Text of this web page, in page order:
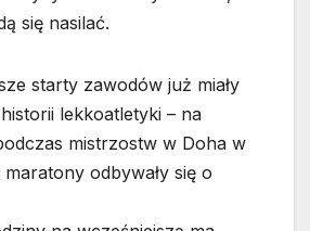
się nasilać.
starty zawodów już miały
lekkoatletyki – na
mistrzostw w Doha w
odbywały się o